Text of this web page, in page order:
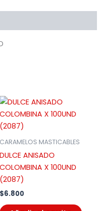
CARAMELOS MASTICABLES
DULCE ANISADO
COLOMBINA X 100UND
(2087)
$6.800